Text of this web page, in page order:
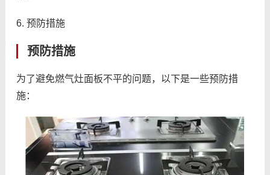
6. 预防措施
预防措施
为了避免燃气灶面板不平的问题，以下是一些预防措
施：